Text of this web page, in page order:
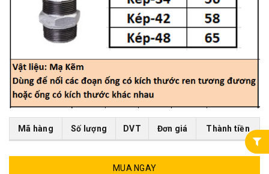
Mã hàng Số lượng DVT Đơn giá Thành tiền
MUA NGAY